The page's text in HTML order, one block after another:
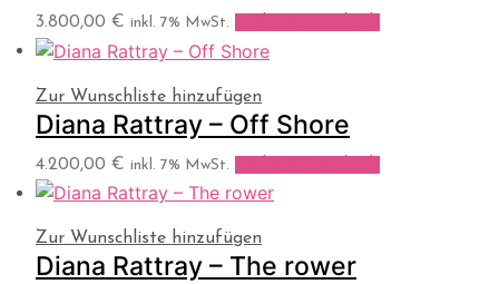
3.800,00 € inkl. 7% MwSt.
Zur Wunschliste hinzufügen
Diana Rattray – Off Shore
4.200,00 € inkl. 7% MwSt.
Zur Wunschliste hinzufügen
Diana Rattray – The rower